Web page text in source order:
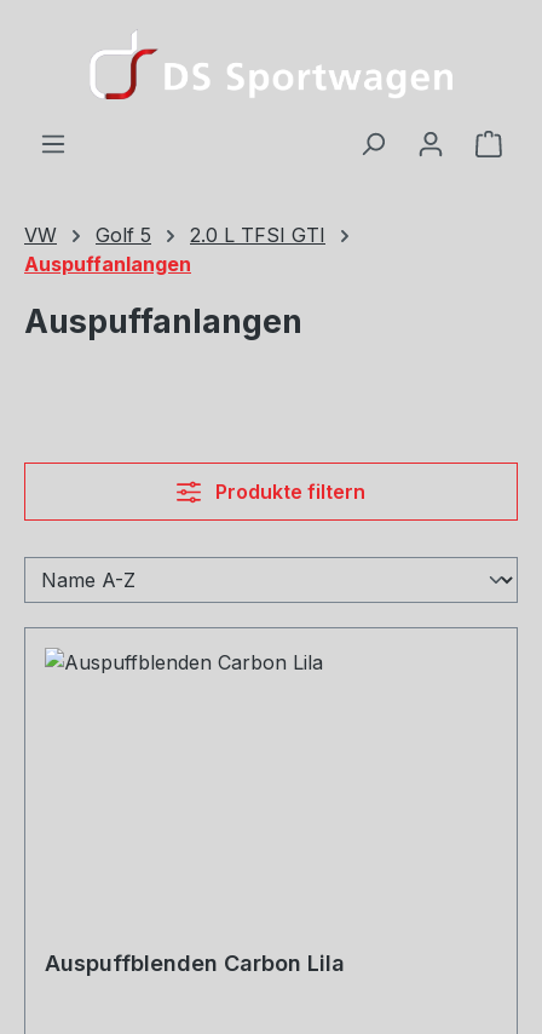
Zum Hauptinhalt springen
VW Golf 5
2.0 L TFSI GTI
Auspuffanlangen
Auspuffanlangen
Produkte filtern
Auspuffblenden Carbon Lila